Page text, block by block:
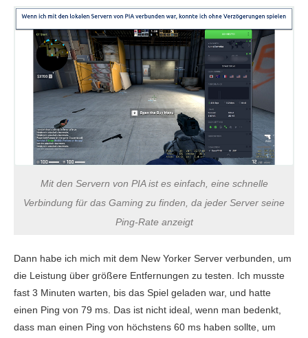
Mit den Servern von PIA ist es einfach, eine schnelle
Verbindung für das Gaming zu finden, da jeder Server seine
Ping-Rate anzeigt
Dann habe ich mich mit dem New Yorker Server verbunden, um
die Leistung über größere Entfernungen zu testen. Ich musste
fast 3 Minuten warten, bis das Spiel geladen war, und hatte
einen Ping von 79 ms. Das ist nicht ideal, wenn man bedenkt,
dass man einen Ping von höchstens 60 ms haben sollte, um